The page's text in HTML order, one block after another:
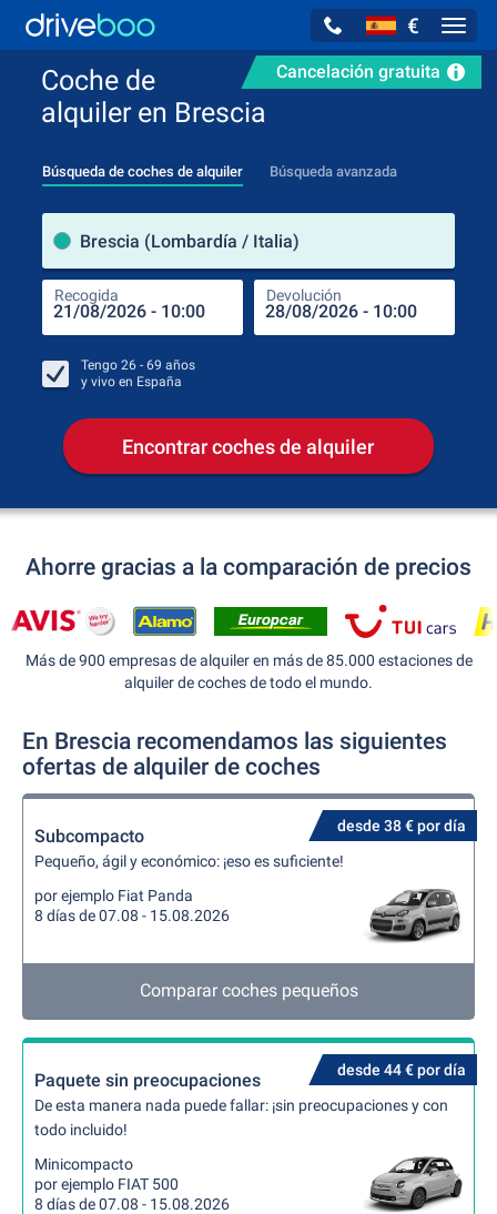
€
Cancelación gratuita
Coche de
alquiler en Brescia
Búsqueda de coches de alquiler Búsqueda avanzada
Brescia (Lombardía / Italia)
Recogida Devolución
Tengo 26 - 69 años
y vivo en España
Encontrar coches de alquiler
Ahorre gracias a la comparación de precios
Más de 900 empresas de alquiler en más de 85.000 estaciones de
alquiler de coches de todo el mundo.
En Brescia recomendamos las siguientes
ofertas de alquiler de coches
desde 38 € por día
Subcompacto
Pequeño, ágil y económico: ¡eso es suficiente!
por ejemplo Fiat Panda
8 días de 07.08 - 15.08.2026
Comparar coches pequeños
desde 44 € por día
Paquete sin preocupaciones
De esta manera nada puede fallar: ¡sin preocupaciones y con
todo incluido!
Minicompacto
por ejemplo FIAT 500
8 días de 07.08 - 15.08.2026